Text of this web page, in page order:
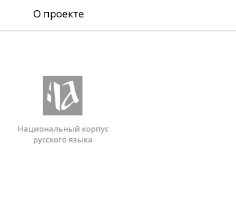
О проекте
Национальный корпус
русского языка